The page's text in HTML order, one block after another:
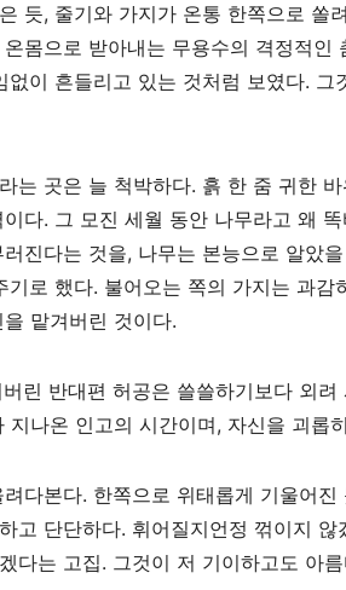
듯, 줄기와 가지가 온통 한쪽으로 쏠
몸으로 받아내는 무용수의 격정적인
없이 흔들리고 있는 것처럼 보였다. 그
는 곳은 늘 척박하다. 흙 한 줌 귀한
다. 그 모진 세월 동안 나무라고 왜
진다는 것을, 나무는 본능으로 알았
기로 했다. 불어오는 쪽의 가지는 과
맡겨버린 것이다.
린 반대편 허공은 쓸쓸하기보다 외
지나온 인고의 시간이며, 자신을 괴롭
다본다. 한쪽으로 위태롭게 기울어
고 단단하다. 휘어질지언정 꺾이지
다는 고집. 그것이 저 기이하고도 아